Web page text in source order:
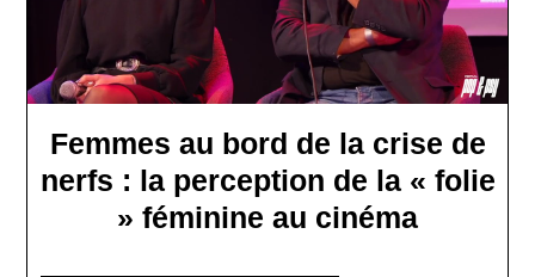
Femmes au bord de la crise de
nerfs : la perception de la « folie
» féminine au cinéma